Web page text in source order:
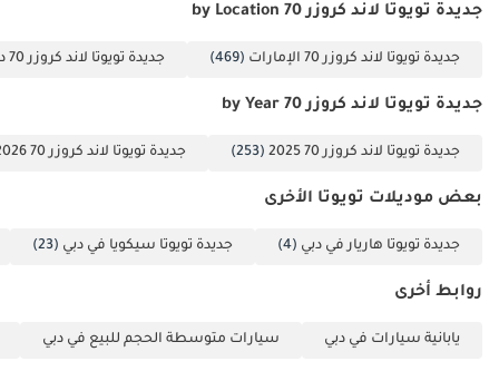
جديدة تويوتا لاند كروزر 70 by Location
جديدة تويوتا لاند كروزر 70 الإمارات (469) جديدة تويوتا لاند كروزر 70 دبي
جديدة تويوتا لاند كروزر 70 by Year
جديدة تويوتا لاند كروزر 70 2025 (253) جديدة تويوتا لاند كروزر 70 2026
بعض موديلات تويوتا الأخرى
جديدة تويوتا هاريار في دبي (4) جديدة تويوتا سيكويا في دبي (23)
روابط أخرى
يابانية سيارات في دبي سيارات متوسطة الحجم للبيع في دبي